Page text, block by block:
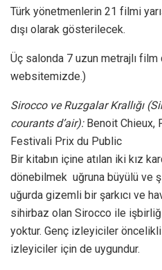
Türk yönetmenlerin 21 filmi
dışı olarak gösterilecek.
Üç salonda 7 uzun metrajlı
websitemizde.)
Sirocco ve Ruzgalar Krallığı
courants d’air): Benoit Chieux,
Festivali Prix du Public
Bir kitabın içine atılan iki kız
dönebilmek uğruna büyülü ve
uğurda gizemli bir şarkıcı ve
sihirbaz olan Sirocco ile
yoktur. Genç izleyiciler
izleyiciler için de uygundur.